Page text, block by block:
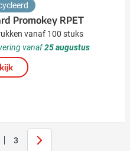
Promokey RPET
vanaf 100 stuks
vanaf25 augustus
pagina
Pagina
3 Volgende